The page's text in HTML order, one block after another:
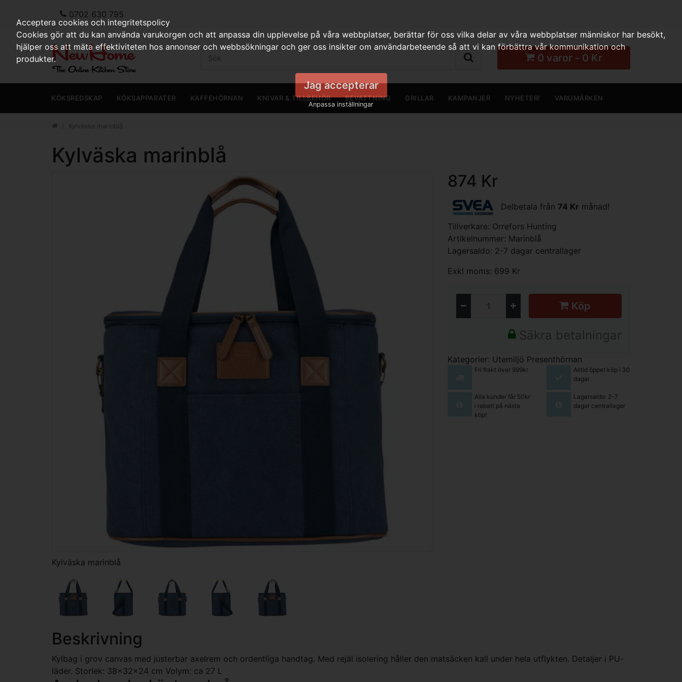
0702 630 795
0 varor - 0 Kr
KÖKSREDSKAP KÖKSAPPARATER KAFFEHÖRNAN KNIVAR & TILLBEHÖR BEVATTNING GRILLAR KAMPANJER NYHETER! VARUMÄRKEN
Kylväska marinblå
Kylväska marinblå
874 Kr
Delbetala från 74 Kr månad!
Tillverkare: Orrefors Hunting
Artikelnummer: Marinblå
Lagersaldo: 2-7 dagar centrallager
Exkl moms: 699 Kr
Köp
Säkra betalningar
Kategorier: Utemiljö Presenthörnan
Fri frakt över 999kr
Alltid öppet köp i 30
dagar
Alla kunder får 50kr
i rabatt på nästa
köp!
Lagersaldo: 2-7
dagar centrallager
Beskrivning
Kylbag i grov canvas med justerbar axelrem och ordentliga handtag. Med rejäl isolering håller den matsäcken kall under hela utflykten. Detaljer i PU-
läder. Storlek: 38x32x24 cm Volym: ca 27 L
Acceptera cookies och integritetspolicy
Cookies gör att du kan använda varukorgen och att anpassa din upplevelse på våra webbplatser, berättar för oss vilka delar av våra webbplatser människor har besökt,
hjälper oss att mäta effektiviteten hos annonser och webbsökningar och ger oss insikter om användarbeteende så att vi kan förbättra vår kommunikation och
produkter.
Jag accepterar
Anpassa inställningar